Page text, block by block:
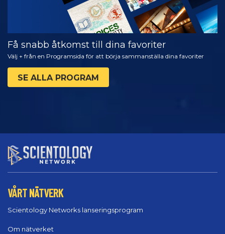
Få snabb åtkomst till dina favoriter
Välj + från en Programsida för att börja sammanställa dina favoriter
SE ALLA PROGRAM
VÅRT NÄTVERK
Scientology Networks lanseringsprogram
Om nätverket